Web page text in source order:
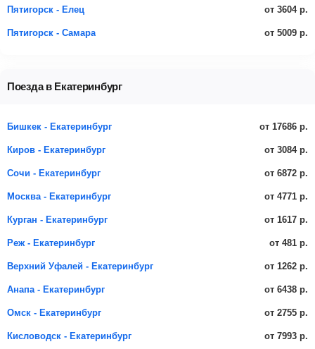
Пятигорск - Елец от 3604 р.
Пятигорск - Самара от 5009 р.
Поезда в Екатеринбург
Бишкек - Екатеринбург от 17686 р.
Киров - Екатеринбург от 3084 р.
Сочи - Екатеринбург от 6872 р.
Москва - Екатеринбург от 4771 р.
Курган - Екатеринбург от 1617 р.
Реж - Екатеринбург от 481 р.
Верхний Уфалей - Екатеринбург от 1262 р.
Анапа - Екатеринбург от 6438 р.
Омск - Екатеринбург от 2755 р.
Кисловодск - Екатеринбург от 7993 р.